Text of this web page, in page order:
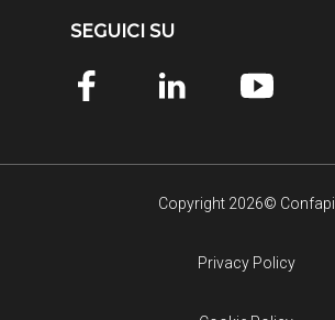
SEGUICI SU
Copyright 2026© Confapi
Privacy Policy